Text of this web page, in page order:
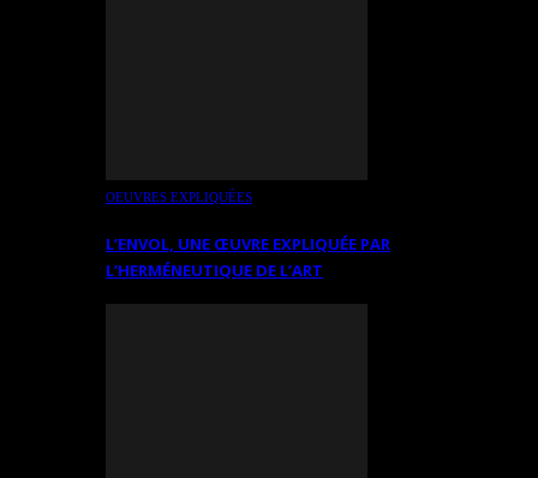
OEUVRES EXPLIQUÉES
L’ENVOL, UNE ŒUVRE EXPLIQUÉE PAR
L’HERMÉNEUTIQUE DE L’ART